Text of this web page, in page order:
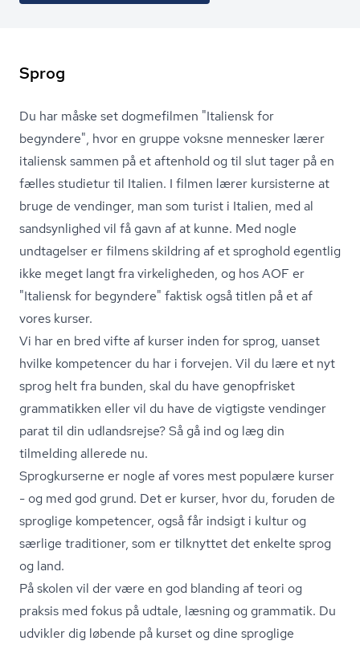
Sprog
Du har måske set dogmefilmen "Italiensk for
begyndere", hvor en gruppe voksne mennesker lærer
italiensk sammen på et aftenhold og til slut tager på en
fælles studietur til Italien. I filmen lærer kursisterne at
bruge de vendinger, man som turist i Italien, med al
sandsynlighed vil få gavn af at kunne. Med nogle
undtagelser er filmens skildring af et sproghold egentlig
ikke meget langt fra virkeligheden, og hos AOF er
"Italiensk for begyndere" faktisk også titlen på et af
vores kurser.
Vi har en bred vifte af kurser inden for sprog, uanset
hvilke kompetencer du har i forvejen. Vil du lære et nyt
sprog helt fra bunden, skal du have genopfrisket
grammatikken eller vil du have de vigtigste vendinger
parat til din udlandsrejse? Så gå ind og læg din
tilmelding allerede nu.
Sprogkurserne er nogle af vores mest populære kurser
- og med god grund. Det er kurser, hvor du, foruden de
sproglige kompetencer, også får indsigt i kultur og
særlige traditioner, som er tilknyttet det enkelte sprog
og land.
På skolen vil der være en god blanding af teori og
praksis med fokus på udtale, læsning og grammatik. Du
udvikler dig løbende på kurset og dine sproglige